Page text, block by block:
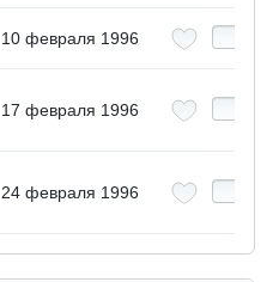
10 февраля 1996
17 февраля 1996
24 февраля 1996